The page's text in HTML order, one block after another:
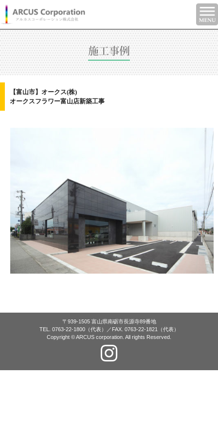
【富山市】オークス(株)
オークスフラワー富山店新築工事
〒939-1505 富山県南砺市長源寺89番地
TEL. 0763-22-1800（代表）／FAX. 0763-22-1821（代表）
Copyright © ARCUS corporation. All rights Reserved.